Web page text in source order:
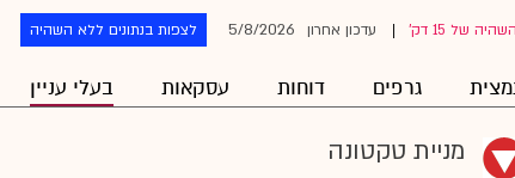
של 15 דק' עדכון אחרון 5/8/2026 לצפות בנתונים ללא השהיה
גרפים דוחות עסקאות בעלי עניין
מניית טקטונה